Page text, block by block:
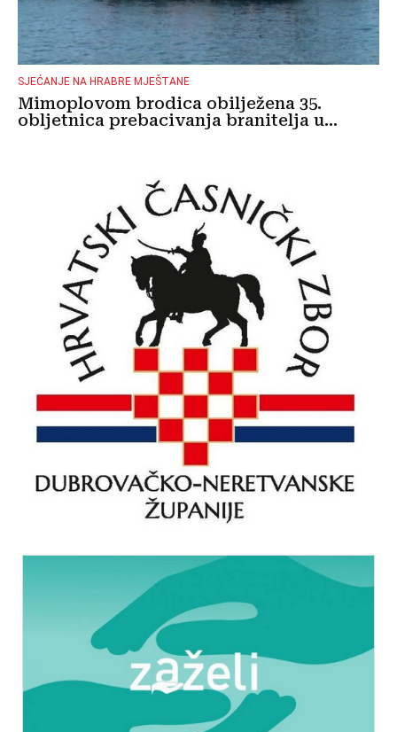
SJEĆANJE NA HRABRE MJEŠTANE
Mimoplovom brodica obilježena 35.
obljetnica prebacivanja branitelja u...